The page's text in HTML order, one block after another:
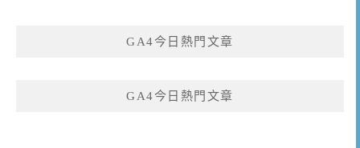
GA4今日熱門文章
GA4今日熱門文章